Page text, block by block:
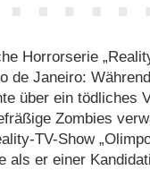
Horrorserie
de Janeiro:
über ein tödliches
Zombies
TV-Show
als er einer